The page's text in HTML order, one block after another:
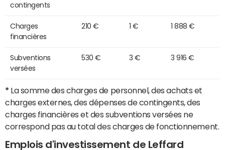
contingents
Charges
financières
210 € 1 € 1 888 €
Subventions
versées
530 € 3 € 3 916 €
* La somme des charges de personnel, des achats et
charges externes, des dépenses de contingents, des
charges financières et des subventions versées ne
correspond pas au total des charges de fonctionnement.
Emplois d'investissement de Leffard